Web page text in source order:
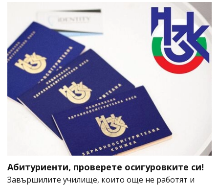
Абитуриенти, проверете осигуровките си!
Завършилите училище, които още не работят и